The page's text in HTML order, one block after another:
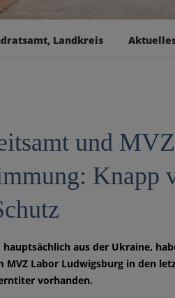
Landkreis
und
Knapp
aus der Ukraine,
MVZ Labor Ludwigsburg in den
vorhanden.